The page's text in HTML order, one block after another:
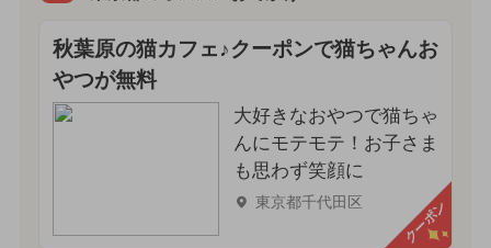
秋葉原の猫カフェ♪クーポンで猫ちゃんお
やつが無料
大好きなおやつで猫ちゃ
んにモテモテ！お子さま
も思わず笑顔に
東京都千代田区 クーポン